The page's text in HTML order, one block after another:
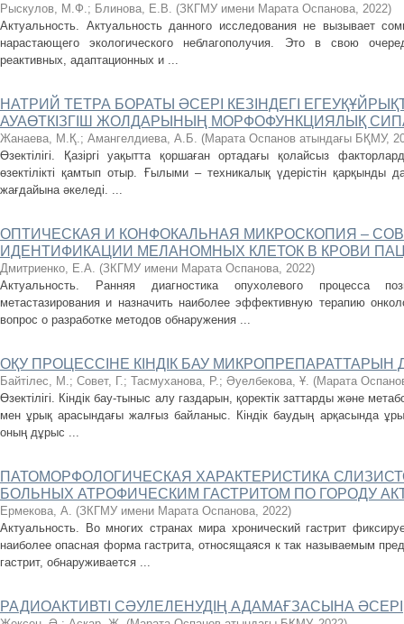
Рыскулов, М.Ф.; Блинова, Е.В. (ЗКГМУ имени Марата Оспанова, 2022)
Актуальность. Актуальность данного исследования не вызывает
нарастающего экологического неблагополучия. Это в свою
реактивных, адаптационных и ...
НАТРИЙ ТЕТРА БОРАТЫ ӘСЕРІ КЕЗІНДЕГІ
АУАӨТКІЗГІШ ЖОЛДАРЫНЫҢ МОРФОФУНКЦИЯЛЫҚ
Жанаева, М.Қ.; Амангелдиева, А.Б. (Марата Оспанов атындағы БҚМУ,
Өзектілігі. Қазіргі уақытта қоршаған ортадағы қолайсыз
өзектілікті қамтып отыр. Ғылыми – техникалық үдерістін қарқынды
жағдайына әкеледі. ...
ОПТИЧЕСКАЯ И КОНФОКАЛЬНАЯ МИКРОСКОПИЯ –
ИДЕНТИФИКАЦИИ МЕЛАНОМНЫХ КЛЕТОК В КРОВИ
Дмитриенко, Е.А. (ЗКГМУ имени Марата Оспанова, 2022)
Актуальность. Ранняя диагностика опухолевого процесса
метастазирования и назначить наиболее эффективную терапию
вопрос о разработке методов обнаружения ...
ОҚУ ПРОЦЕССІНЕ КІНДІК БАУ МИКРОПРЕПАРАТТАРЫН
Байтілеc, М.; Совет, Г.; Тасмуханова, Р.; Әуелбекова, Ұ. (Марата
Өзектілігі. Кіндік бау-тыныс алу газдарын, қоректік заттарды және
мен ұрық арасындағы жалғыз байланыс. Кіндік баудың арқасында
оның дұрыс ...
ПАТОМОРФОЛОГИЧЕСКАЯ ХАРАКТЕРИСТИКА
БОЛЬНЫХ АТРОФИЧЕСКИМ ГАСТРИТОМ ПО ГОРОДУ
Ермекова, А. (ЗКГМУ имени Марата Оспанова, 2022)
Актуальность. Во многих странах мира хронический гастрит
наиболее опасная форма гастрита, относящаяся к так называемым
гастрит, обнаруживается ...
РАДИОАКТИВТІ СӘУЛЕЛЕНУДІҢ АДАМАҒЗАСЫНА ӘСЕРІ